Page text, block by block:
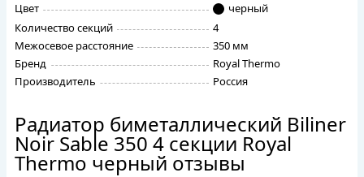
Цвет
черный
Количество секций
4
Межосевое расстояние
350 мм
Бренд
Royal Thermo
Производитель
Россия
Радиатор биметаллический Biliner
Noir Sable 350 4 секции Royal
Thermo черный отзывы